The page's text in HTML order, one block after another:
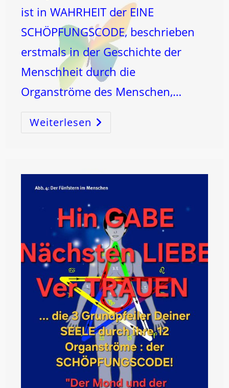
ist in WAHRHEIT der EINE
SCHÖPFUNGSCODE, beschrieben
erstmals in der Geschichte der
Menschheit durch die
Organströme des Menschen,…
Weiterlesen Der
SCHÖPFUNGSCODE,
Die
DU
Bist
Es